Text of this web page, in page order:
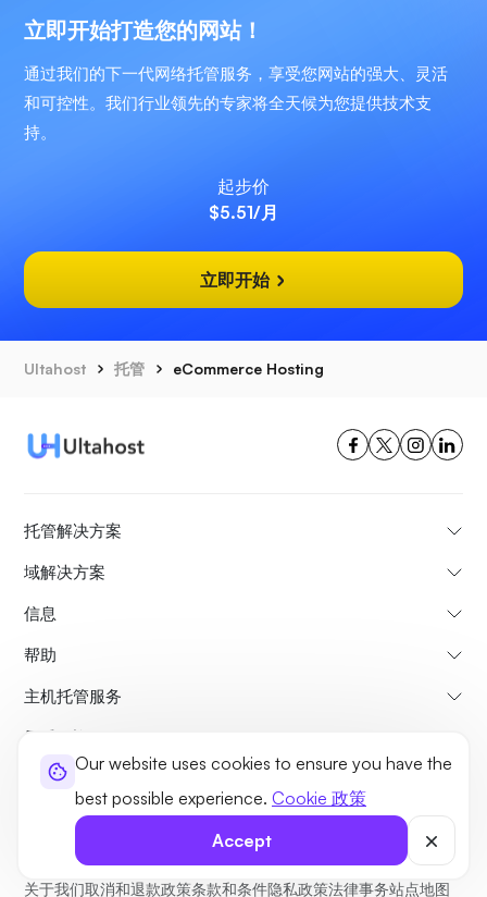
Our website uses cookies to ensure you have the
best possible experience. Cookie 政策
Accept
立即开始打造您的网站！
通过我们的下一代网络托管服务，享受您网站的强大、灵活
和可控性。我们行业领先的专家将全天候为您提供技术支
持。
起步价
$5.51/月
立即开始
Ultahost 托管 eCommerce Hosting
托管解决方案
域解决方案
信息
帮助
主机托管服务
最受欢迎
对比
关于我们取消和退款政策条款和条件隐私政策法律事务站点地图